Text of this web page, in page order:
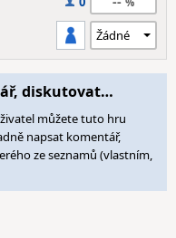
diskutovat…
můžete tuto hru
napsat komentář,
ze seznamů (vlastním,